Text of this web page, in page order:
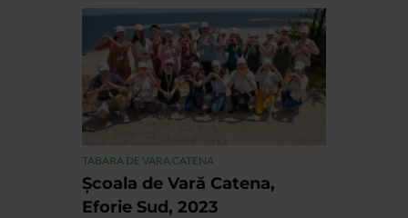
TABARA DE VARA CATENA
Școala de Vară Catena,
Eforie Sud, 2023